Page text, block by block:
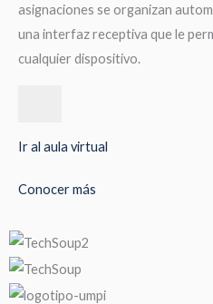
asignaciones se organizan
una interfaz receptiva que le
cualquier dispositivo.
Ir al aula virtual
Conocer más